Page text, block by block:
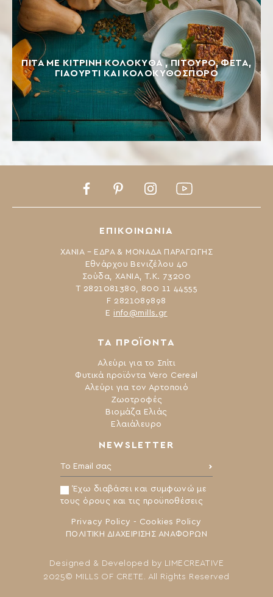
ΠΊΤΑ ΜΕ ΚΊΤΡΙΝΗ ΚΟΛΟΚΎΘΑ , ΠΊΤΟΥΡΟ, ΦΈΤΑ,
ΓΙΑΟΎΡΤΙ ΚΑΙ ΚΟΛΟΚΥΘΌΣΠΟΡΟ
NEWSLETTER
Το Email σας:
Έχω διαβάσει και συμφωνώ με
τους όρους και τις προϋποθέσεις
Privacy Policy - Cookies Policy
ΠΟΛΙΤΙΚΗ ΔΙΑΧΕΙΡΙΣΗΣ ΑΝΑΦΟΡΩΝ
ΤΑ ΠΡΟΪΟΝΤΑ
Αλεύρι για το Σπίτι
Φυτικά προϊόντα Vero Cereal
Αλεύρι για τον Αρτοποιό
Ζωοτροφές
Βιομάζα Ελιάς
Ελαιάλευρο
ΕΠΙΚΟΙΝΩΝΙΑ
ΧΑΝΙΑ – ΕΔΡΑ & ΜΟΝΑΔΑ ΠΑΡΑΓΩΓΗΣ
Εθνάρχου Βενιζέλου 40
Σούδα, ΧΑΝΙΑ, Τ.Κ. 73200
Τ 2821081380, 800 11 44555
F 2821089898
Ε info@mills.gr
FacebookPinterestInstagramYoutube
2025© MILLS OF CRETE. All Rights Reserved
Designed & Developed by LIMECREATIVE